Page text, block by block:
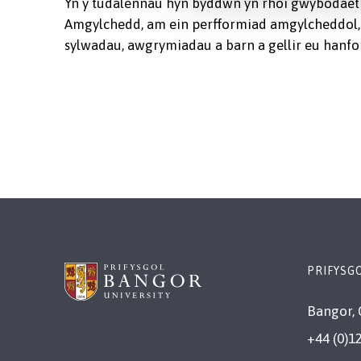
Amgylchedd, am ein perfformiad
sylwadau, awgrymiadau a barn a gellir eu
Bangor,
+44